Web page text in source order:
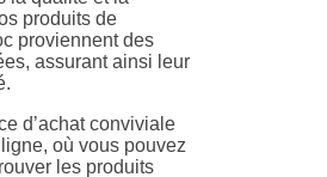
produits de
proviennent des
assurant ainsi leur
d’achat conviviale
où vous pouvez
les produits